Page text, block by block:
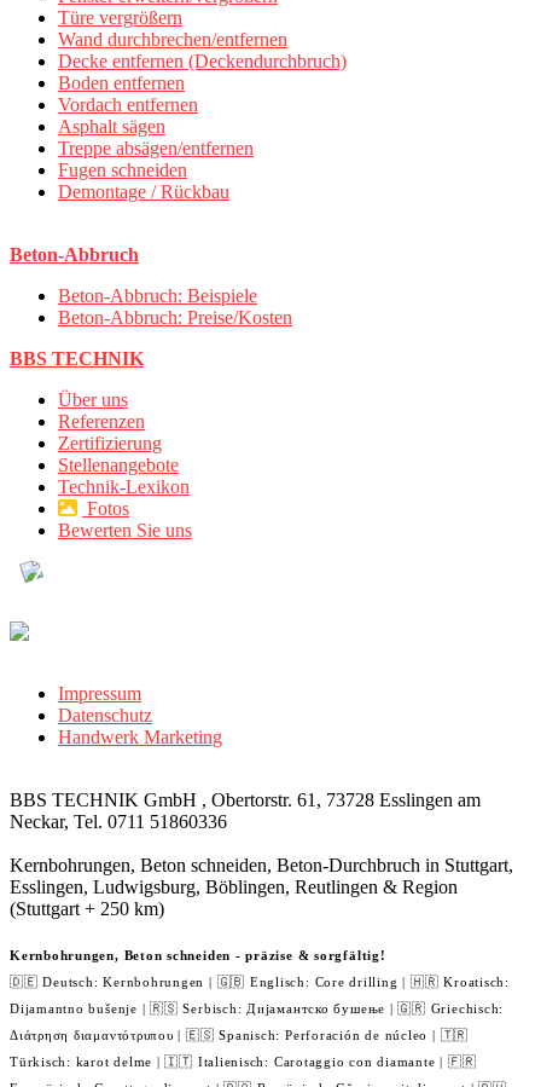
Türe vergrößern
Wand durchbrechen/entfernen
Decke entfernen (Deckendurchbruch)
Boden entfernen
Vordach entfernen
Asphalt sägen
Treppe absägen/entfernen
Fugen schneiden
Demontage / Rückbau
Beton-Abbruch
Beton-Abbruch: Beispiele
Beton-Abbruch: Preise/Kosten
BBS TECHNIK
Über uns
Referenzen
Zertifizierung
Stellenangebote
Technik-Lexikon
Fotos
Bewerten Sie uns
Impressum
Datenschutz
Handwerk Marketing
BBS TECHNIK GmbH , Obertorstr. 61, 73728 Esslingen am
Neckar, Tel. 0711 51860336
Kernbohrungen, Beton schneiden, Beton-Durchbruch in Stuttgart,
Esslingen, Ludwigsburg, Böblingen, Reutlingen & Region
(Stuttgart + 250 km)
Kernbohrungen, Beton schneiden - präzise & sorgfältig!
🇩🇪 Deutsch: Kernbohrungen | 🇬🇧 Englisch: Core drilling | 🇭🇷 Kroatisch:
Dijamantno bušenje | 🇷🇸 Serbisch: Дијамантско бушење | 🇬🇷 Griechisch:
Διάτρηση διαμαντότρυπου | 🇪🇸 Spanisch: Perforación de núcleo | 🇹🇷
Türkisch: karot delme | 🇮🇹 Italienisch: Carotaggio con diamante | 🇫🇷